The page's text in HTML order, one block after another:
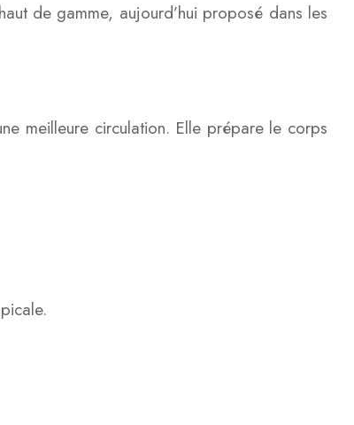
de gamme, aujourd’hui proposé dans les
meilleure circulation. Elle prépare le corps